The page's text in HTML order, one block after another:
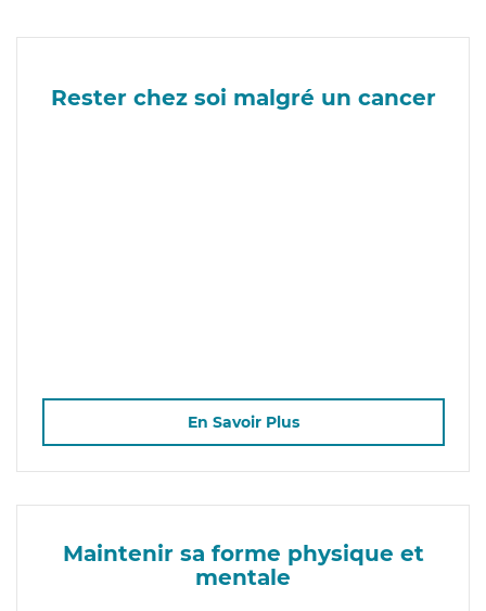
Rester chez soi malgré un cancer
En Savoir Plus
Maintenir sa forme physique et
mentale